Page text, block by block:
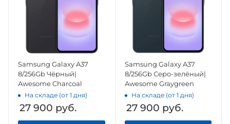
Samsung Galaxy A37
8/256Gb Чёрный|
Awesome Charcoal
На складе (от 1 дня)
27 900 руб.
Samsung Galaxy A37
8/256Gb Серо-зелёный|
Awesome Graygreen
На складе (от 1 дня)
27 900 руб.